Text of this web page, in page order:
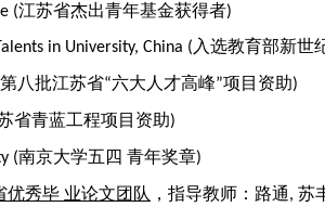
唐董琦、孔浩、刘若泽组成的NJU-
1079支）
队在ICPR的
）
上项目
验收
(江苏省杰出青年基金获得者)
in University, China (入选教育部新世
八批江苏省“六大人才高峰”项目资助)
苏省青蓝工程项目资助)
(南京大学五四 青年奖章)
优秀毕 业论文团队 ， 指导教师：路通, 苏